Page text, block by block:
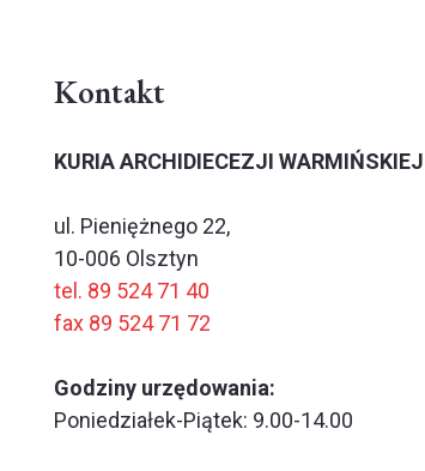
Kontakt
KURIA ARCHIDIECEZJI WARMIŃSKIEJ
ul. Pieniężnego 22,
10-006 Olsztyn
tel. 89 524 71 40
fax 89 524 71 72
Godziny urzędowania:
Poniedziałek-Piątek: 9.00-14.00